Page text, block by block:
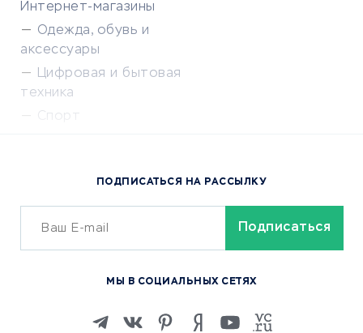
Интернет-магазины
Одежда, обувь и
аксессуары
Цифровая и бытовая
техника
Спорт
Сервисы доставки
ОБУЧЕНИЕ И РАБОТА
Изучение иностранных
ПОДПИСАТЬСЯ НА РАССЫЛКУ
МЫ В СОЦИАЛЬНЫХ СЕТЯХ